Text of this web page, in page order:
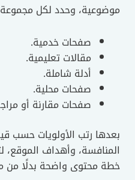
موضوعية، وحدد لكل
صفحات خدمية.
مقالات تعليمية.
أدلة شاملة.
صفحات محلية.
صفحات مقارنة أو
بعدها رتب الأولويات حسب
المنافسة، وأهداف الموقع،
خطة محتوى واضحة بدلًا من